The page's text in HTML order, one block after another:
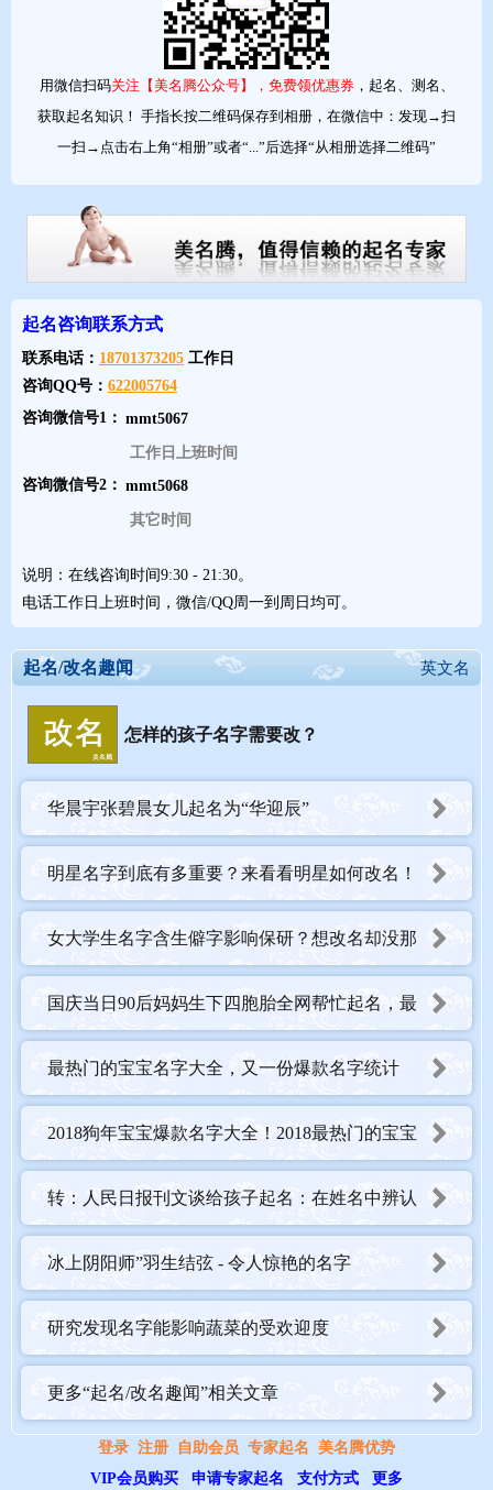
用微信扫码关注【美名腾公众号】，免费领优惠券，起名、测名、
获取起名知识！ 手指长按二维码保存到相册，在微信中：发现→扫
一扫→点击右上角“相册”或者“...”后选择“从相册选择二维码”
起名咨询联系方式
联系电话： 18701373205 工作日
咨询QQ号： 622005764
咨询微信号1：
工作日上班时间
咨询微信号2：
其它时间
说明：在线咨询时间9:30 - 21:30。
电话工作日上班时间，微信/QQ周一到周日均可。
英文名
起名/改名趣闻
怎样的孩子名字需要改？
华晨宇张碧晨女儿起名为“华迎辰”
明星名字到底有多重要？来看看明星如何改名！
女大学生名字含生僻字影响保研？想改名却没那
么容易！
国庆当日90后妈妈生下四胞胎全网帮忙起名，最
终名字亮了！
最热门的宝宝名字大全，又一份爆款名字统计
2018狗年宝宝爆款名字大全！2018最热门的宝宝
姓名
转：人民日报刊文谈给孩子起名：在姓名中辨认
时代的脉动
冰上阴阳师”羽生结弦 - 令人惊艳的名字
研究发现名字能影响蔬菜的受欢迎度
更多“起名/改名趣闻”相关文章
登录 注册 自助会员 专家起名 美名腾优势
VIP会员购买
申请专家起名 支付方式 更多